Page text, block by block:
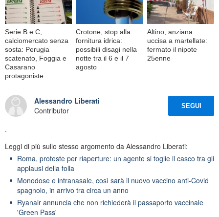
Serie B e C,
calciomercato senza
sosta: Perugia
scatenato, Foggia e
Casarano
protagoniste
Crotone, stop alla
fornitura idrica:
possibili disagi nella
notte tra il 6 e il 7
agosto
Altino, anziana
uccisa a martellate:
fermato il nipote
25enne
Alessandro Liberati
Contributor
SEGUI
.
Leggi di più sullo stesso argomento da Alessandro Liberati:
Roma, proteste per riaperture: un agente si toglie il casco tra gli
applausi della folla
Monodose e intranasale, così sarà il nuovo vaccino anti-Covid
spagnolo, in arrivo tra circa un anno
Ryanair annuncia che non richiederà il passaporto vaccinale
'Green Pass'